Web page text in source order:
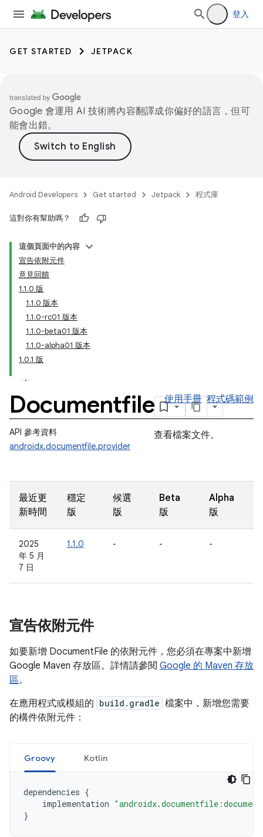
登入
GET STARTED JETPACK
Google 會運用 AI 技術將內容翻譯成你偏好的語言，但可
能會出錯。
Android Developers Get started Jetpack 程式庫
這對你有幫助嗎？
這個頁面中的內容
宣告依附元件
意見回饋
1.1.0 版
1.1.0 版本
1.1.0-rc01 版本
1.1.0-beta01 版本
1.1.0-alpha01 版本
1.0.1 版
Documentfile 使用手冊 程式碼範例
API 參考資料
androidx.documentfile.provider
查看檔案文件。
最近更
新時間
穩定
版
候選
版
Beta
版
Alpha
版
2025
年 5 月
7 日
1.1.0 - - -
宣告依附元件
如要新增 DocumentFile 的依附元件，您必須在專案中新增
Google Maven 存放區。詳情請參閱 Google 的 Maven 存放
區。
在應用程式或模組的 build.gradle 檔案中，新增您需要
的構件依附元件：
Groovy Kotlin
dependencies {
implementation
}